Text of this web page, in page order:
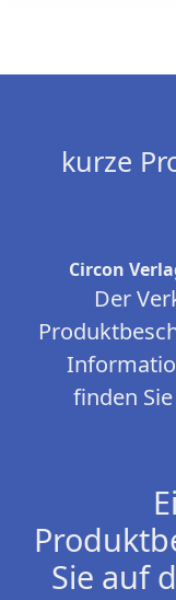
kurze
Circon
Der
finden
Sie auf